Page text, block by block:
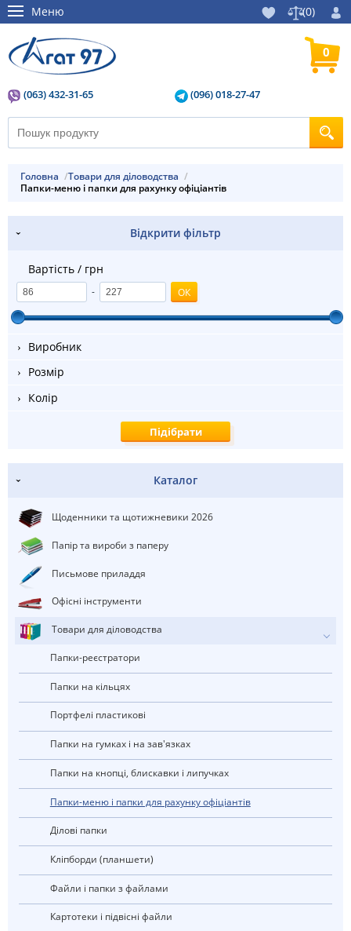
Меню (0)
(063) 432-31-65 (096) 018-27-47
0
Головна
Товари для діловодства
Папки-меню і папки для рахунку офіціантів
Відкрити фільтр
Вартість / грн
-
Виробник
Розмір
Колір
Каталог
Щоденники та щотижневики 2026
Папір та вироби з паперу
Письмове приладдя
Офісні інструменти
Товари для діловодства
Папки-реєстратори
Папки на кільцях
портфелі пластикові
Папки на гумках і на зав'язках
Папки на кнопці, блискавки і липучках
Папки-меню і папки для рахунку офіціантів
ділові папки
Кліпборди (планшети)
Файли і папки з файлами
Картотеки і підвісні файли